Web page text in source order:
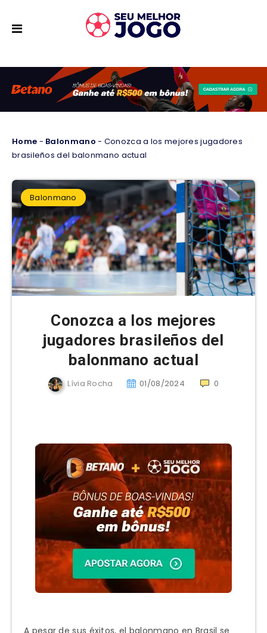
Home - Balonmano - Conozca a los mejores jugadores
brasileños del balonmano actual
Balonmano
Conozca a los mejores
jugadores brasileños del
balonmano actual
Lívia Rocha 01/08/2024 0
A pesar de sus éxitos, el balonmano en Brasil se